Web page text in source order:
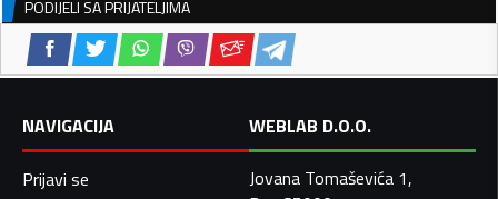
PODIJELI SA PRIJATELJIMA
NAVIGACIJA
Prijavi se
WEBLAB D.O.O.
Jovana Tomaševića 1,